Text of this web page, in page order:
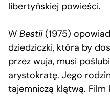
libertyńskiej powieści.
W Bestii(1975)
dziedziczki, która by
przez wuja, musi
arystokratę. Jego
tajemniczą klątwą. Film